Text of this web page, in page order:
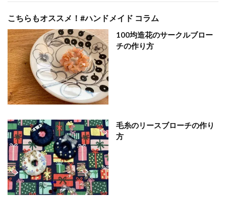
こちらもオススメ！#ハンドメイド コラム
100均造花のサークルブロー
チの作り方
毛糸のリースブローチの作り
方